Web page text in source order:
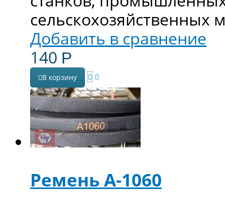
Добавить в сравнение
140 Р
В корзину
Ремень А-1060